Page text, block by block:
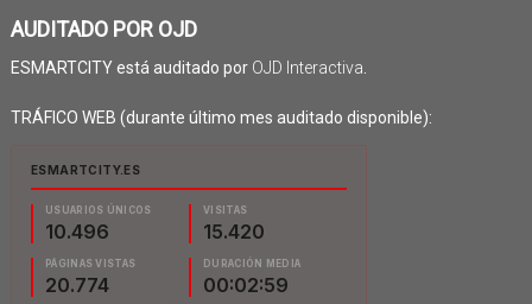
AUDITADO POR OJD
ESMARTCITY está auditado por OJD Interactiva.
TRÁFICO WEB (durante último mes auditado disponible):